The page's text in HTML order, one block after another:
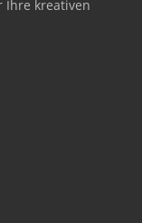
kreativen